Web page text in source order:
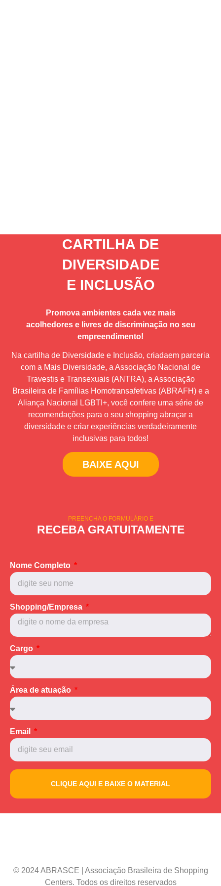
CARTILHA DE
DIVERSIDADE
E INCLUSÃO
Promova ambientes cada vez mais
acolhedores e livres de discriminação no seu
empreendimento!
Na cartilha de Diversidade e Inclusão, criadaem parceria
com a Mais Diversidade, a Associação Nacional de
Travestis e Transexuais (ANTRA), a Associação
Brasileira de Famílias Homotransafetivas (ABRAFH) e a
Aliança Nacional LGBTI+, você confere uma série de
recomendações para o seu shopping abraçar a
diversidade e criar experiências verdadeiramente
inclusivas para todos!
BAIXE AQUI
PREENCHA O FORMULÁRIO E
RECEBA GRATUITAMENTE
Nome Completo
Shopping/Empresa
Cargo
Área de atuação
Email
CLIQUE AQUI E BAIXE O MATERIAL
© 2024 ABRASCE | Associação Brasileira de Shopping
Centers. Todos os direitos reservados